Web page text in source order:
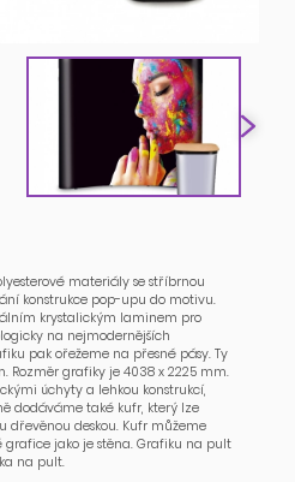
materiály se stříbrnou
konstrukce pop-upu do motivu.
krystalickým laminem pro
na nejmodernějších
pak ořežeme na přesné pásy. Ty
Rozměr grafiky je 4038 x 2225 mm.
úchyty a lehkou konstrukcí,
dodáváme také kufr, který lze
dřevěnou deskou. Kufr můžeme
jako je stěna. Grafiku na pult
na pult.